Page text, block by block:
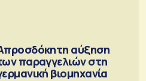
αύξηση
παραγγελιών στη
βιομηχανία